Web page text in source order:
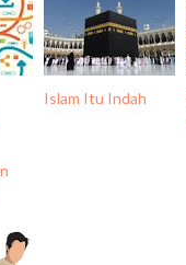
Islam Itu Indah